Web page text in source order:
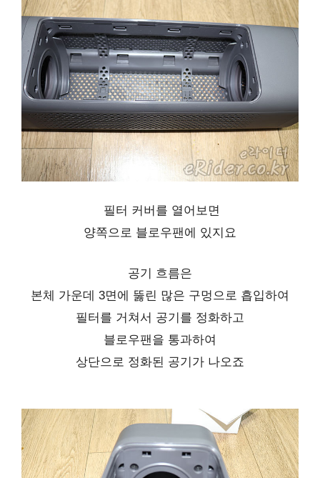
필터 커버를 열어보면
양쪽으로 블로우팬에 있지요
공기 흐름은
본체 가운데 3면에 뚫린 많은 구멍으로 흡입하여
필터를 거쳐서 공기를 정화하고
블로우팬을 통과하여
상단으로 정화된 공기가 나오죠